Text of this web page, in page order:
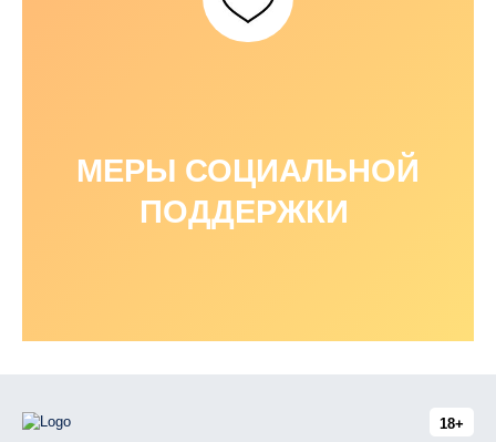
МЕРЫ СОЦИАЛЬНОЙ
ПОДДЕРЖКИ
18+